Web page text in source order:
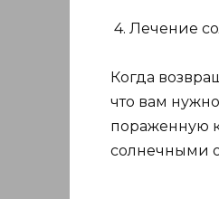
4. Лечение
Когда
что вам
пораженную
солнечными